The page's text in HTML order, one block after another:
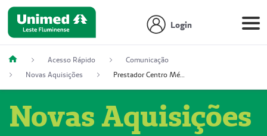
Login
Acesso Rápido
Comunicação
Novas Aquisições
Prestador Centro Médico Vitória Ltda, 51004350-4: Centro Médico Vitória Ltda (Nome Fantasia: Policlínica Master)
Novas Aquisições